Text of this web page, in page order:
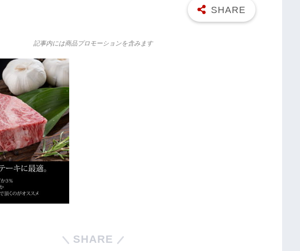
記事内には商品プロモーションを含みます
SHARE